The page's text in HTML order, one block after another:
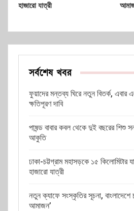
হাজারো যাত্রী
সর্বশেষ খবর
ফুয়াদের মন্তব্য ঘিরে নতুন বিতর্ক, এবার
ক্ষতিপূরণ দাবি
পাষন্ড বাবার কবল থেকে দুই বছরের শিশু
আকুতি
ঢাকা-চট্টগ্রাম মহাসড়কে ১৫ কিলোমিটার
হাজারো যাত্রী
নতুন ক্যাফে সংস্কৃতির সূচনা, বাংলাদেশে
আমাজন’